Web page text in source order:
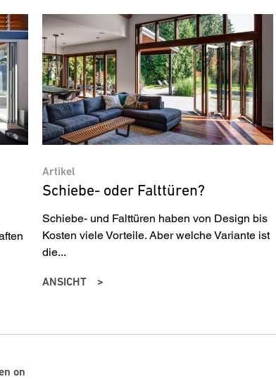
Artikel
Schiebe- oder Falttüren?
Schiebe- und Falttüren haben von Design bis
Kosten viele Vorteile. Aber welche Variante ist
die...
ANSICHT
on